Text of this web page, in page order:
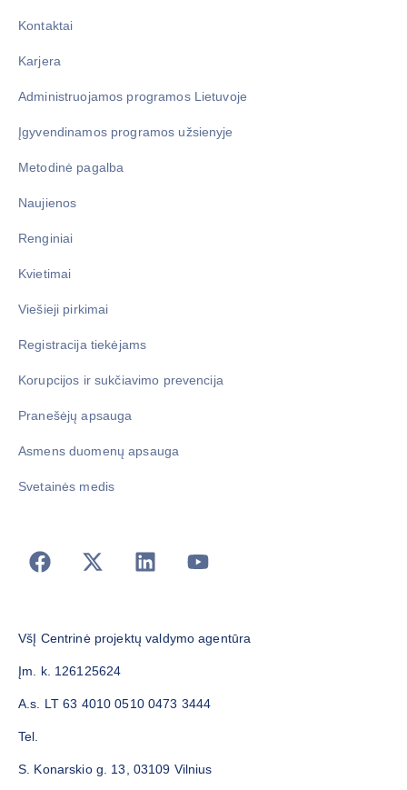
Kontaktai
Karjera
Administruojamos programos Lietuvoje
Įgyvendinamos programos užsienyje
Metodinė pagalba
Naujienos
Renginiai
Kvietimai
Viešieji pirkimai
Registracija tiekėjams
Korupcijos ir sukčiavimo prevencija
Pranešėjų apsauga
Asmens duomenų apsauga
Svetainės medis
VšĮ Centrinė projektų valdymo agentūra
Įm. k. 126125624
A.s. LT 63 4010 0510 0473 3444
Tel.
S. Konarskio g. 13, 03109 Vilnius